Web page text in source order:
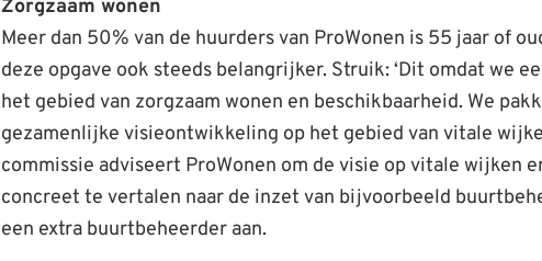
Zorgzaam wonen
Meer dan 50% van de huurders van ProWonen is 55 jaar of
deze opgave ook steeds belangrijker. Struik: ‘Dit omdat we
het gebied van zorgzaam wonen en beschikbaarheid. We
gezamenlijke visieontwikkeling op het gebied van vitale
commissie adviseert ProWonen om de visie op vitale wijken
concreet te vertalen naar de inzet van bijvoorbeeld
een extra buurtbeheerder aan.